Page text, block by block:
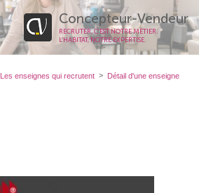
Concepteur-Vendeur
RECRUTER, C’EST NOTRE MÉTIER.
L’HABITAT, NOTRE EXPERTISE.
Les enseignes qui recrutent Détail d'une enseigne